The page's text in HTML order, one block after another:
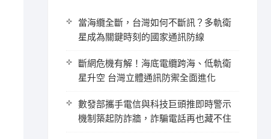
當海纜全斷，台灣如何不斷訊？多軌衛
星成為關鍵時刻的國家通訊防線
斷網危機有解！海底電纜跨海、低軌衛
星升空 台灣立體通訊防禦全面進化
數發部攜手電信與科技巨頭推即時警示
機制築起防詐牆，詐騙電話再也藏不住